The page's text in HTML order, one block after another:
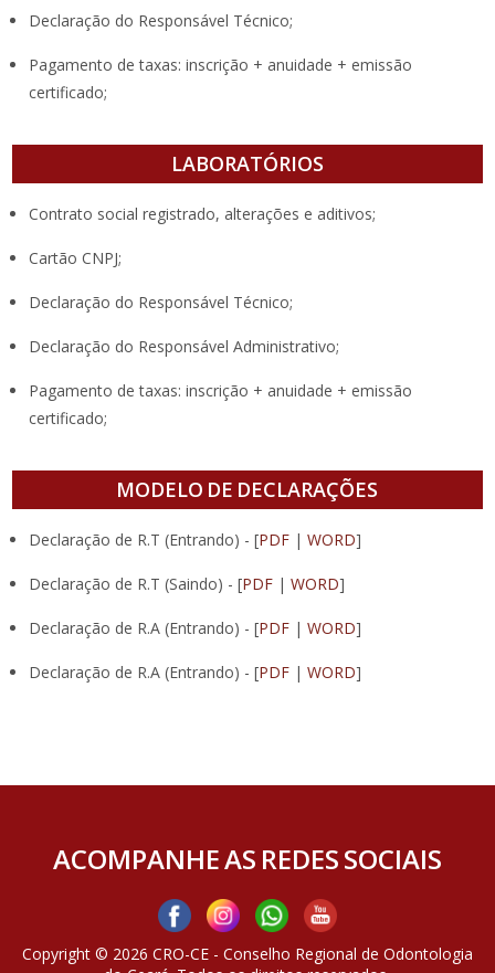
Declaração do Responsável Técnico;
Pagamento de taxas: inscrição + anuidade + emissão
certificado;
LABORATÓRIOS
Contrato social registrado, alterações e aditivos;
Cartão CNPJ;
Declaração do Responsável Técnico;
Declaração do Responsável Administrativo;
Pagamento de taxas: inscrição + anuidade + emissão
certificado;
MODELO DE DECLARAÇÕES
Declaração de R.T (Entrando) - [PDF |WORD]
Declaração de R.T (Saindo) - [PDF |WORD]
Declaração de R.A (Entrando) - [PDF |WORD]
Declaração de R.A (Entrando) - [PDF |WORD]
ACOMPANHE AS REDES SOCIAIS
Copyright © 2026 CRO-CE - Conselho Regional de Odontologia